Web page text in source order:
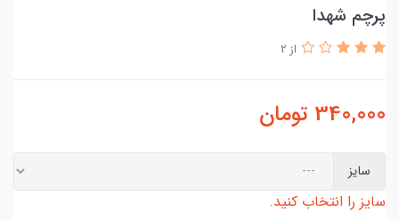
پرچم شهدا
از 2
340,000 تومان
سایز
سایز را انتخاب کنید.